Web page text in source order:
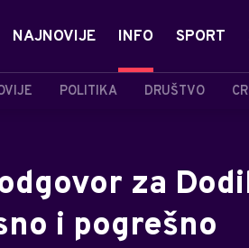
NAJNOVIJE INFO
POLITIKA DRUŠTVO
SPORT
za
i pogrešno